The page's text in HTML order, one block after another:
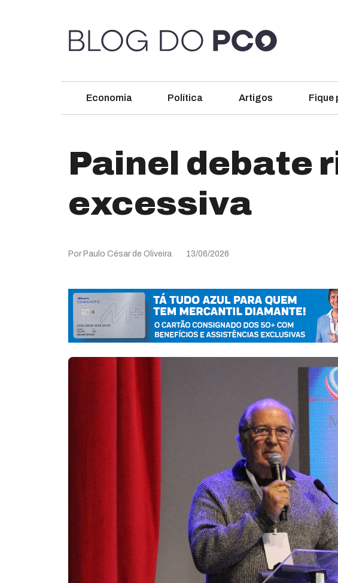
Economia Política Artigos Fique
Painel debate
excessiva
Por Paulo César de Oliveira 13/06/2026